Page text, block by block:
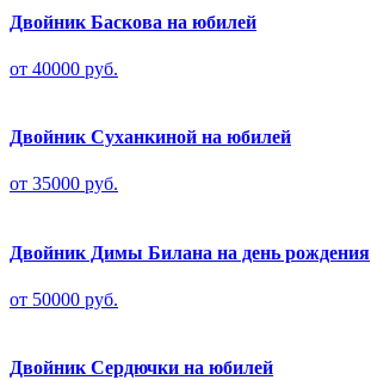
Двойник Баскова на юбилей
от 40000 руб.
Двойник Суханкиной на юбилей
от 35000 руб.
Двойник Димы Билана на день рождения
от 50000 руб.
Двойник Сердючки на юбилей